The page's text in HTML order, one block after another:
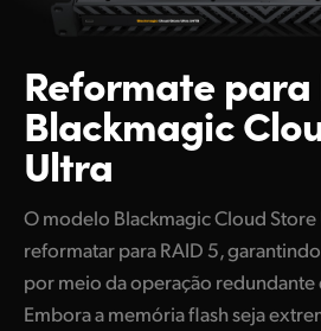
Reformate para
Blackmagic
Ultra
O modelo Blackmagic Cloud
reformatar para RAID 5,
por meio da operação redundante
Embora a memória flash seja